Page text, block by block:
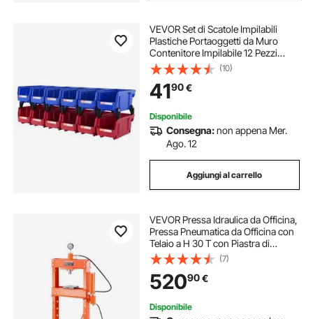
VEVOR Set di Scatole Impilabili
Plastiche Portaoggetti da Muro
Contenitore Impilabile 12 Pezzi
Blu/Rosso da Officina Garage,
Scatole Impilabili Cassette
Portaoggetti in Plastica 12 Pezzi
276x139x128mm
(10)
4190€
Disponibile
Consegna:non appena Mer.
Ago. 12
Aggiungi al carrello
VEVOR Pressa Idraulica da Officina,
Pressa Pneumatica da Officina con
Telaio a H 30 T con Piastra di
Pressatura Supporto Triangolare,
Pressa Idraulica Stabile Regolabile
per Pavimenti da Garage
(7)
52090€
Disponibile